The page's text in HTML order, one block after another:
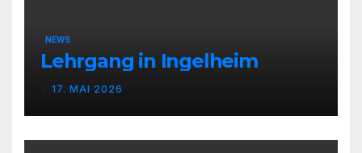
NEWS
Lehrgang in Ingelheim
17. MAI 2026